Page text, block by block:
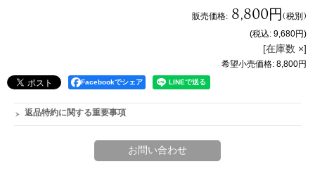
販売価格: 8,800円(税別)
(税込: 9,680円)
[在庫数 ×]
希望小売価格: 8,800円
Facebookでシェア
返品特約に関する重要事項